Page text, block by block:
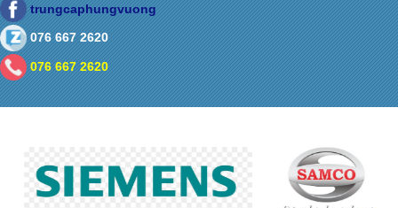
trungcaphungvuong
076 667 2620
076 667 2620